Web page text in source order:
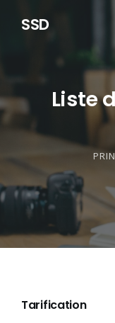
SSD
Liste
Tarification